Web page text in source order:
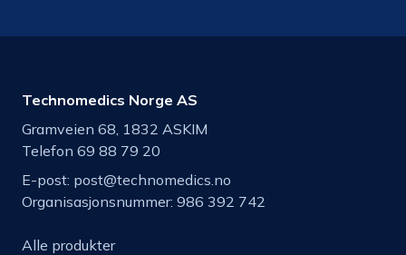
Technomedics Norge AS
Gramveien 68, 1832 ASKIM
Telefon 69 88 79 20
E-post: post@technomedics.no
Organisasjonsnummer: 986 392 742
Alle produkter